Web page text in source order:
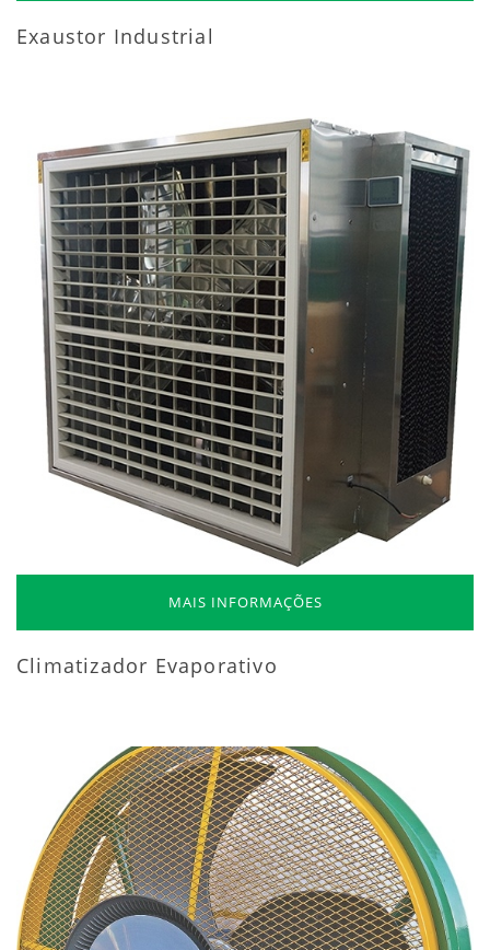
Exaustor Industrial
MAIS INFORMAÇÕES
Climatizador Evaporativo